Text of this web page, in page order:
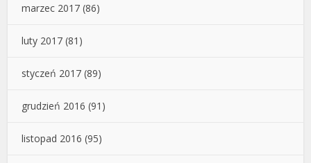
marzec 2017 (86)
luty 2017 (81)
styczeń 2017 (89)
grudzień 2016 (91)
listopad 2016 (95)